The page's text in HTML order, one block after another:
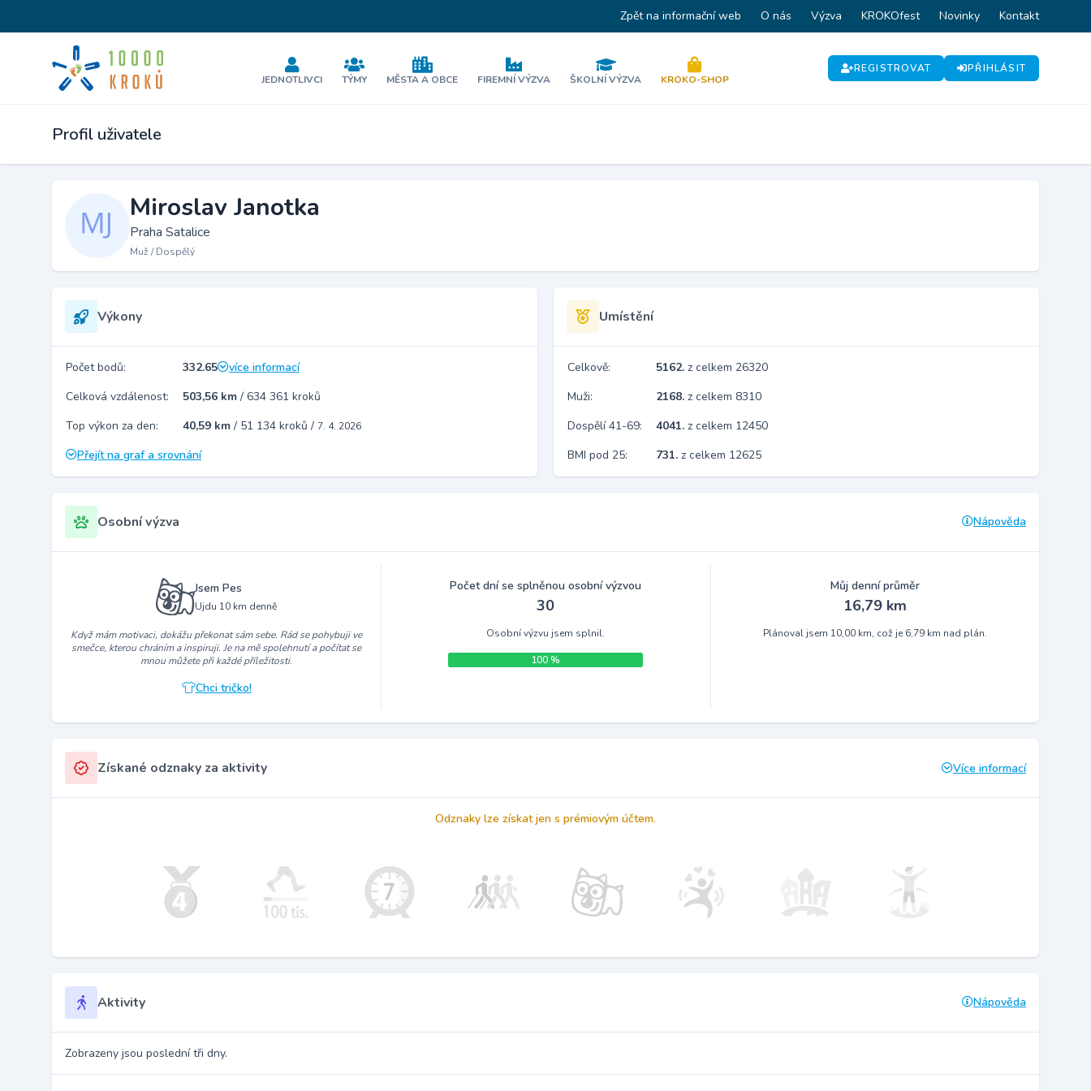
Zpět na informační web O nás Výzva KROKOfest Novinky Kontakt
JEDNOTLIVCI TÝMY MĚSTA A OBCE FIREMNÍ VÝZVA ŠKOLNÍ VÝZVA KROKO-SHOP
REGISTROVAT PŘIHLÁSIT
Profil uživatele
Miroslav Janotka
Praha Satalice
Muž / Dospělý
Výkony
Počet bodů: 332.65
více informací
Celková vzdálenost:
503,56 km / 634 361 kroků
Top výkon za den:
40,59 km / 51 134 kroků / 7. 4. 2026
Přejít na graf a srovnání
Umístění
Celkově: 5162. z celkem 26320
Muži:
2168. z celkem 8310
Dospělí 41-69:
4041. z celkem 12450
BMI pod 25:
731. z celkem 12625
Osobní výzva Nápověda
Jsem Pes
Ujdu 10 km denně
Když mám motivaci, dokážu překonat sám sebe. Rád se pohybuji ve
smečce, kterou chráním a inspiruji. Je na mě spolehnutí a počítat se
mnou můžete při každé příležitosti.
Chci tričko!
Počet dní se splněnou osobní výzvou
30
Osobní výzvu jsem splnil.
100 %
Můj denní průměr
16,79 km
Plánoval jsem 10,00 km, což je 6,79 km nad plán.
Získané odznaky za aktivity Více informací
Odznaky lze získat jen s prémiovým účtem.
Aktivity Nápověda
Zobrazeny jsou poslední tři dny.